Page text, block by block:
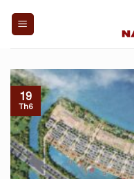
19
Th6